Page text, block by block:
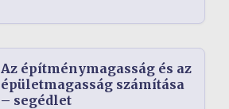
Az építménymagasság és az
épületmagasság számítása
– segédlet